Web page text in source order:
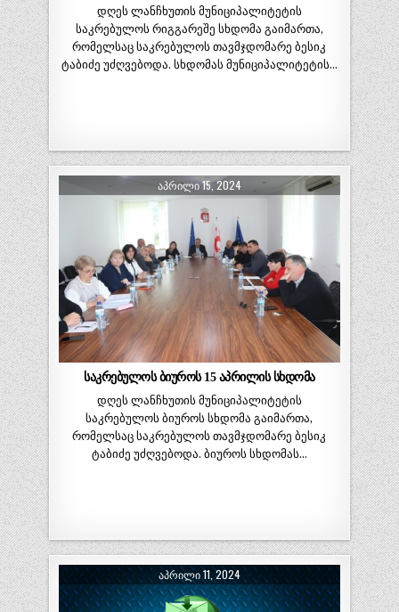
დღეს ლანჩხუთის მუნიციპალიტეტის
საკრებულოს რიგგარეშე სხდომა გაიმართა,
რომელსაც საკრებულოს თავმჯდომარე ბესიკ
ტაბიძე უძღვებოდა. სხდომას მუნიციპალიტეტის…
ᲐᲞᲠᲘᲚᲘ 15, 2024
საკრებულოს ბიუროს 15 აპრილის სხდომა
დღეს ლანჩხუთის მუნიციპალიტეტის
საკრებულოს ბიუროს სხდომა გაიმართა,
რომელსაც საკრებულოს თავმჯდომარე ბესიკ
ტაბიძე უძღვებოდა. ბიუროს სხდომას…
ᲐᲞᲠᲘᲚᲘ 11, 2024